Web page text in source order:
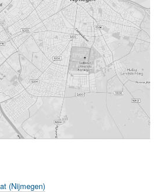
(Nijmegen)